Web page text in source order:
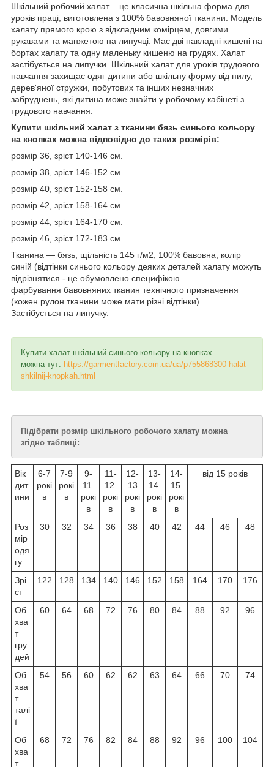
Шкільний робочий халат – це класична шкільна форма для
уроків праці, виготовлена з 100% бавовняної тканини. Модель
халату прямого крою з відкладним комірцем, довгими
рукавами та манжетою на липучці. Має дві накладні кишені на
бортах халату та одну маленьку кишеню на грудях. Халат
застібується на липучки. Шкільний халат для уроків трудового
навчання захищає одяг дитини або шкільну форму від пилу,
дерев'яної стружки, побутових та інших незначних
забруднень, які дитина може знайти у робочому кабінеті з
трудового навчання.
Купити шкільний халат з тканини бязь синього кольору
на кнопках можна відповідно до таких розмірів:
розмір 36, зріст 140-146 см.
розмір 38, зріст 146-152 см.
розмір 40, зріст 152-158 см.
розмір 42, зріст 158-164 см.
розмір 44, зріст 164-170 см.
розмір 46, зріст 172-183 см.
Тканина ― бязь, щільність 145 г/м2, 100% бавовна, колір
синій (відтінки синього кольору деяких деталей халату можуть
відрізнятися - це обумовлено специфікою
фарбування бавовняних тканин технічного призначення
(кожен рулон тканини може мати різні відтінки)
Застібується на липучку.
Купити халат шкільний синього кольору на кнопках
можна тут: https://garmentfactory.com.ua/ua/p755868300-halat-
shkilnij-knopkah.html
Підібрати розмір шкільного робочого халату можна
згідно таблиці:
Вік
дит
ини
6-7
рокі
в
7-9
рокі
в
9-
11
рокі
в
11-
12
рокі
в
12-
13
рокі
в
13-
14
рокі
в
14-
15
рокі
в
від 15 років
Роз
мір
одя
гу
30 32 34 36 38 40 42 44 46 48
Зрі
ст
122 128 134 140 146 152 158 164 170 176
Об
хва
т
гру
дей
60 64 68 72 76 80 84 88 92 96
Об
хва
т
талі
ї
54 56 60 62 62 63 64 66 70 74
Об
хва
т
68 72 76 82 84 88 92 96 100 104